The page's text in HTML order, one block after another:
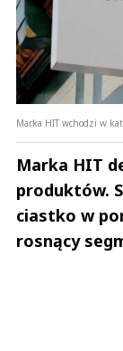
Marka HIT wchodzi w
Marka HIT
produktów.
ciastko w
rosnący